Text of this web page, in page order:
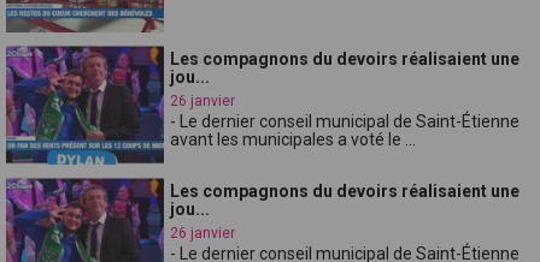
Les compagnons du devoirs réalisaient une
jou...
26 janvier
- Le dernier conseil municipal de Saint-Étienne
avant les municipales a voté le ...
Les compagnons du devoirs réalisaient une
jou...
26 janvier
- Le dernier conseil municipal de Saint-Étienne